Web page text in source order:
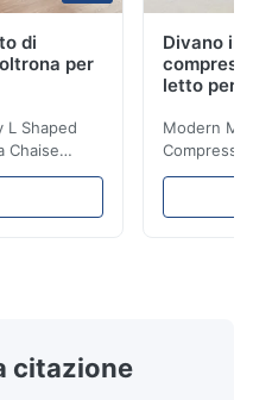
di
per
L Shaped
Chaise
resilience
small
light gray
Divano in
letto per
Modern
Room
citazione